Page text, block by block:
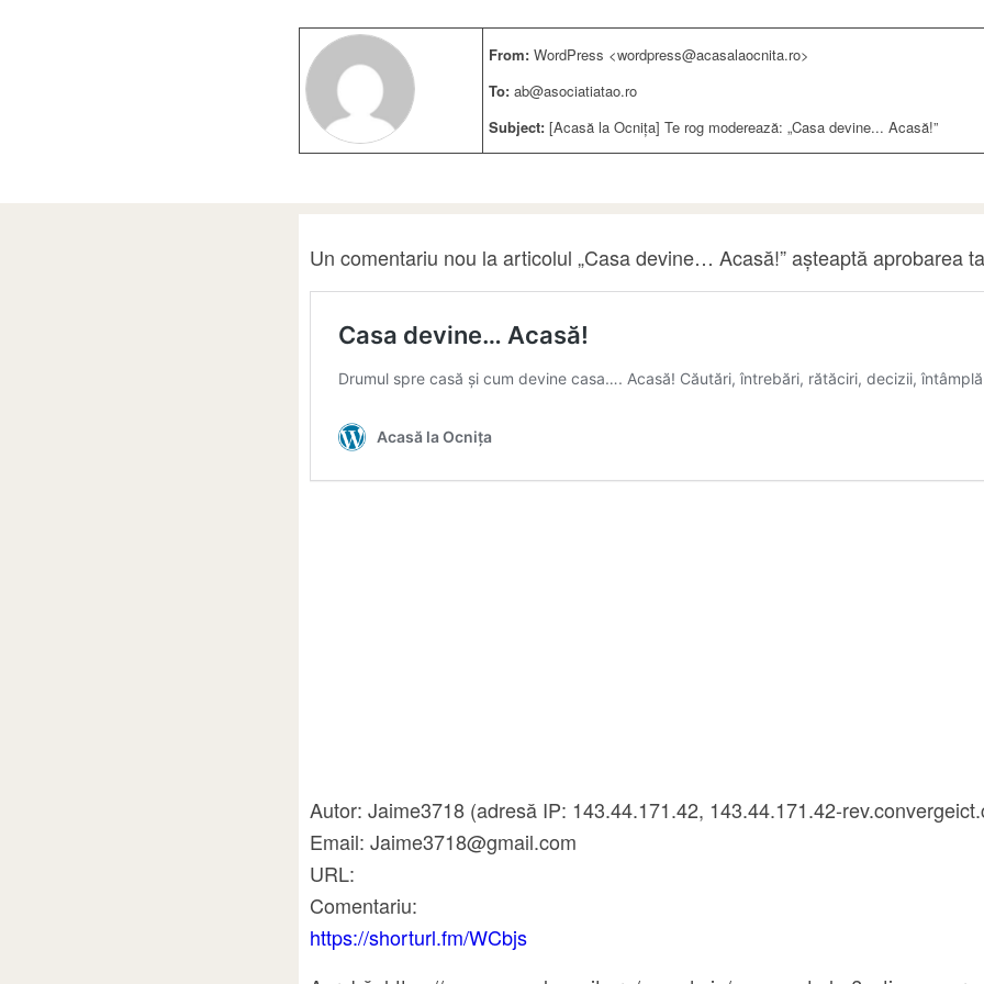
From: WordPress <wordpress@acasalaocnita.ro>
To: ab@asociatiatao.ro
Subject: [Acasă la Ocnița] Te rog moderează: „Casa devine... Acasă!”
Un comentariu nou la articolul „Casa devine… Acasă!” așteaptă aprobarea ta
Autor: Jaime3718 (adresă IP: 143.44.171.42, 143.44.171.42-
Email: Jaime3718@gmail.com
URL:
Comentariu:
https://shorturl.fm/WCbjs